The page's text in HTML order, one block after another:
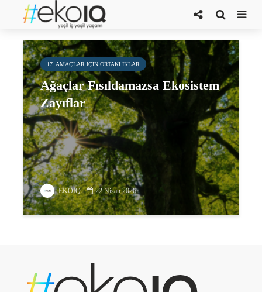
doğa okuryazarlığı
17. AMAÇLAR IÇIN ORTAKLIKLAR
Ağaçlar Fısıldamazsa Ekosistem
Zayıflar
EKOIQ 22 Nisan 2026